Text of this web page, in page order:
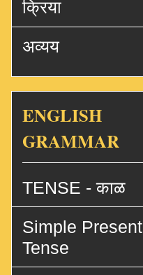
क्रिया
अव्यय
ENGLISH
GRAMMAR
TENSE - काळ
Simple Present
Tense